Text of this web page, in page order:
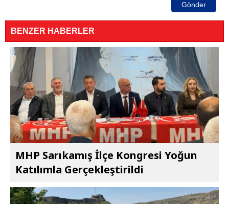
Gönder
BENZER HABERLER
MHP Sarıkamış İlçe Kongresi Yoğun
Katılımla Gerçekleştirildi